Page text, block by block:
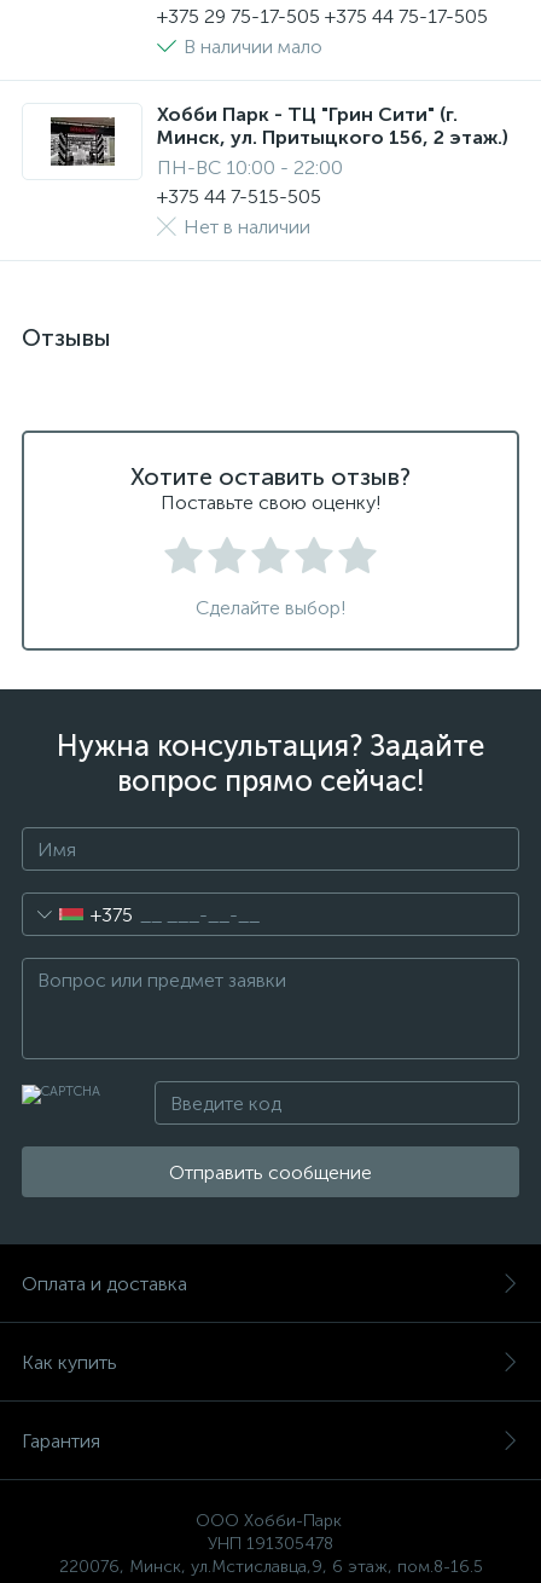
+375 29 75-17-505 +375 44 75-17-505
В наличии мало
Хобби Парк - ТЦ "Грин Сити" (г.
Минск, ул. Притыцкого 156, 2 этаж.)
ПН-ВС 10:00 - 22:00
+375 44 7-515-505
Нет в наличии
Отзывы
Хотите оставить отзыв?
Поставьте свою оценку!
Сделайте выбор!
Нужна консультация? Задайте
вопрос прямо сейчас!
+375
Отправить сообщение
Оплата и доставка
Как купить
Гарантия
ООО Хобби-Парк
УНП 191305478
220076, Минск, ул.Мстиславца,9, 6 этаж, пом.8-16.5